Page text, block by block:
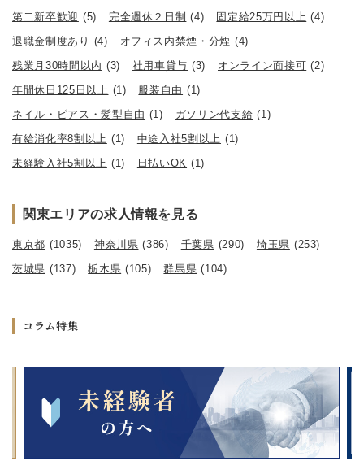
第二新卒歓迎 (5) 完全週休２日制 (4) 固定給25万円以上 (4)
退職金制度あり (4) オフィス内禁煙・分煙 (4)
残業月30時間以内 (3) 社用車貸与 (3) オンライン面接可 (2)
年間休日125日以上 (1) 服装自由 (1)
ネイル・ピアス・髪型自由 (1) ガソリン代支給 (1)
有給消化率8割以上 (1) 中途入社5割以上 (1)
未経験入社5割以上 (1) 日払いOK (1)
関東エリアの求人情報を見る
東京都 (1035) 神奈川県 (386) 千葉県 (290) 埼玉県 (253)
茨城県 (137) 栃木県 (105) 群馬県 (104)
コラム特集